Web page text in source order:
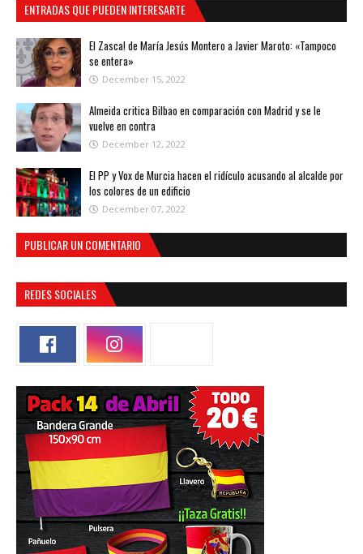
ENTRADAS QUE PUEDEN INTERESARTE
El Zasca! de María Jesús Montero a Javier Maroto: «Tampoco
se entera»
December 15, 2022
Almeida critica Bilbao en comparación con Madrid y se le
vuelve en contra
December 12, 2022
El PP y Vox de Murcia hacen el ridículo acusando al alcalde por
los colores de un edificio
December 07, 2022
PUBLICAR UN COMENTARIO
REDES SOCIALES